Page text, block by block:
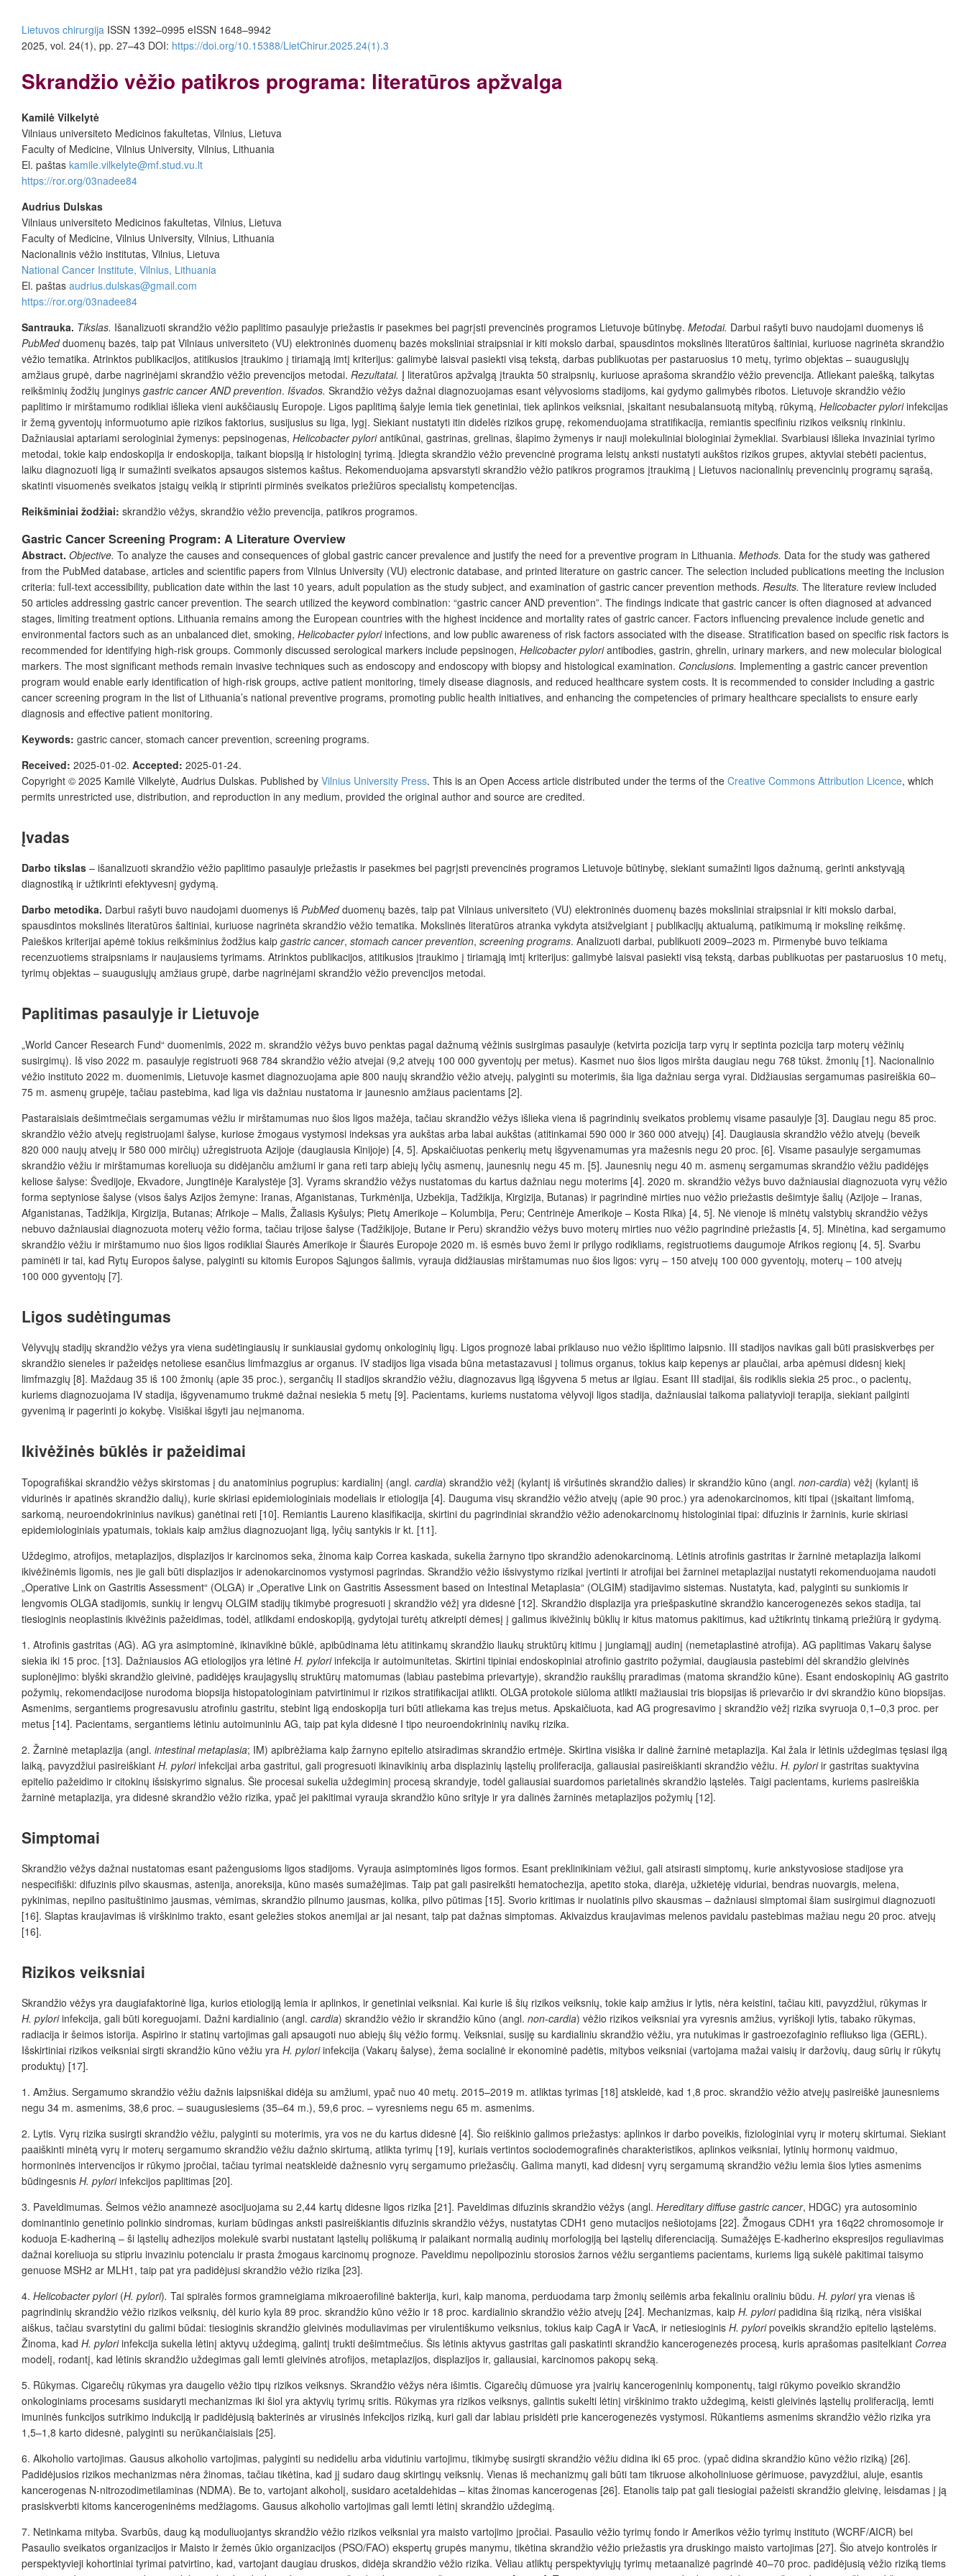
Lietuvos chirurgija ISSN 1392–0995 eISSN 1648–9942
2025, vol. 24(1), pp. 27–43 DOI: https://doi.org/10.15388/LietChirur.2025.24(1).3
Skrandžio vėžio patikros programa: literatūros apžvalga
Kamilė Vilkelytė
Vilniaus universiteto Medicinos fakultetas, Vilnius, Lietuva
Faculty of Medicine, Vilnius University, Vilnius, Lithuania
El. paštas kamile.vilkelyte@mf.stud.vu.lt
https://ror.org/03nadee84
Audrius Dulskas
Vilniaus universiteto Medicinos fakultetas, Vilnius, Lietuva
Faculty of Medicine, Vilnius University, Vilnius, Lithuania
Nacionalinis vėžio institutas, Vilnius, Lietuva
National Cancer Institute, Vilnius, Lithuania
El. paštas audrius.dulskas@gmail.com
https://ror.org/03nadee84
Santrauka. Tikslas. Išanalizuoti skrandžio vėžio paplitimo pasaulyje priežastis ir pasekmes bei pagrįsti prevencinės programos Lietuvoje būtinybę. Metodai. Darbui rašyti buvo naudojami duomenys iš
PubMedduomenų bazės, taip pat Vilniaus universiteto (VU) elektroninės duomenų bazės moksliniai straipsniai ir kiti mokslo darbai, spausdintos mokslinės literatūros šaltiniai, kuriuose nagrinėta skrandžio
vėžio tematika. Atrinktos publikacijos, atitikusios įtraukimo į tiriamąją imtį kriterijus: galimybė laisvai pasiekti visą tekstą, darbas publikuotas per pastaruosius 10 metų, tyrimo objektas – suaugusiųjų
amžiaus grupė, darbe nagrinėjami skrandžio vėžio prevencijos metodai. Rezultatai. Į literatūros apžvalgą įtraukta 50 straipsnių, kuriuose aprašoma skrandžio vėžio prevencija. Atliekant paiešką, taikytas
reikšminių žodžių junginys gastric cancer AND prevention. Išvados. Skrandžio vėžys dažnai diagnozuojamas esant vėlyvosioms stadijoms, kai gydymo galimybės ribotos. Lietuvoje skrandžio vėžio
paplitimo ir mirštamumo rodikliai išlieka vieni aukščiausių Europoje. Ligos paplitimą šalyje lemia tiek genetiniai, tiek aplinkos veiksniai, įskaitant nesubalansuotą mitybą, rūkymą, Helicobacter pyloriinfekcijas
ir žemą gyventojų informuotumo apie rizikos faktorius, susijusius su liga, lygį. Siekiant nustatyti itin didelės rizikos grupę, rekomenduojama stratifikacija, remiantis specifiniu rizikos veiksnių rinkiniu.
Dažniausiai aptariami serologiniai žymenys: pepsinogenas, Helicobacter pyloriantikūnai, gastrinas, grelinas, šlapimo žymenys ir nauji molekuliniai biologiniai žymekliai. Svarbiausi išlieka invaziniai tyrimo
metodai, tokie kaip endoskopija ir endoskopija, taikant biopsiją ir histologinį tyrimą. Įdiegta skrandžio vėžio prevencinė programa leistų anksti nustatyti aukštos rizikos grupes, aktyviai stebėti pacientus,
laiku diagnozuoti ligą ir sumažinti sveikatos apsaugos sistemos kaštus. Rekomenduojama apsvarstyti skrandžio vėžio patikros programos įtraukimą į Lietuvos nacionalinių prevencinių programų sąrašą,
skatinti visuomenės sveikatos įstaigų veiklą ir stiprinti pirminės sveikatos priežiūros specialistų kompetencijas.
Reikšminiai žodžiai: skrandžio vėžys, skrandžio vėžio prevencija, patikros programos.
Gastric Cancer Screening Program: A Literature Overview
Abstract. Objective. To analyze the causes and consequences of global gastric cancer prevalence and justify the need for a preventive program in Lithuania. Methods. Data for the study was gathered
from the PubMed database, articles and scientific papers from Vilnius University (VU) electronic database, and printed literature on gastric cancer. The selection included publications meeting the inclusion
criteria: full-text accessibility, publication date within the last 10 years, adult population as the study subject, and examination of gastric cancer prevention methods. Results. The literature review included
50 articles addressing gastric cancer prevention. The search utilized the keyword combination: “gastric cancer AND prevention”. The findings indicate that gastric cancer is often diagnosed at advanced
stages, limiting treatment options. Lithuania remains among the European countries with the highest incidence and mortality rates of gastric cancer. Factors influencing prevalence include genetic and
environmental factors such as an unbalanced diet, smoking, Helicobacter pyloriinfections, and low public awareness of risk factors associated with the disease. Stratification based on specific risk factors is
recommended for identifying high-risk groups. Commonly discussed serological markers include pepsinogen, Helicobacter pyloriantibodies, gastrin, ghrelin, urinary markers, and new molecular biological
markers. The most significant methods remain invasive techniques such as endoscopy and endoscopy with biopsy and histological examination. Conclusions. Implementing a gastric cancer prevention
program would enable early identification of high-risk groups, active patient monitoring, timely disease diagnosis, and reduced healthcare system costs. It is recommended to consider including a gastric
cancer screening program in the list of Lithuania’s national preventive programs, promoting public health initiatives, and enhancing the competencies of primary healthcare specialists to ensure early
diagnosis and effective patient monitoring.
Keywords: gastric cancer, stomach cancer prevention, screening programs.
Received: 2025-01-02. Accepted: 2025-01-24.
Copyright © 2025 Kamilė Vilkelytė, Audrius Dulskas. Published by Vilnius University Press. This is an Open Access article distributed under the terms of the Creative Commons Attribution Licence, which
permits unrestricted use, distribution, and reproduction in any medium, provided the original author and source are credited.
Įvadas
Darbo tikslas – išanalizuoti skrandžio vėžio paplitimo pasaulyje priežastis ir pasekmes bei pagrįsti prevencinės programos Lietuvoje būtinybę, siekiant sumažinti ligos dažnumą, gerinti ankstyvąją
diagnostiką ir užtikrinti efektyvesnį gydymą.
Darbo metodika. Darbui rašyti buvo naudojami duomenys iš PubMedduomenų bazės, taip pat Vilniaus universiteto (VU) elektroninės duomenų bazės moksliniai straipsniai ir kiti mokslo darbai,
spausdintos mokslinės literatūros šaltiniai, kuriuose nagrinėta skrandžio vėžio tematika. Mokslinės literatūros atranka vykdyta atsižvelgiant į publikacijų aktualumą, patikimumą ir mokslinę reikšmę.
Paieškos kriterijai apėmė tokius reikšminius žodžius kaip gastric cancer, stomach cancer prevention, screening programs. Analizuoti darbai, publikuoti 2009–2023 m. Pirmenybė buvo teikiama
recenzuotiems straipsniams ir naujausiems tyrimams. Atrinktos publikacijos, atitikusios įtraukimo į tiriamąją imtį kriterijus: galimybė laisvai pasiekti visą tekstą, darbas publikuotas per pastaruosius 10 metų,
tyrimų objektas – suaugusiųjų amžiaus grupė, darbe nagrinėjami skrandžio vėžio prevencijos metodai.
Paplitimas pasaulyje ir Lietuvoje
„World Cancer Research Fund“ duomenimis, 2022 m. skrandžio vėžys buvo penktas pagal dažnumą vėžinis susirgimas pasaulyje (ketvirta pozicija tarp vyrų ir septinta pozicija tarp moterų vėžinių
susirgimų). Iš viso 2022 m. pasaulyje registruoti 968 784 skrandžio vėžio atvejai (9,2 atvejų 100 000 gyventojų per metus). Kasmet nuo šios ligos miršta daugiau negu 768 tūkst. žmonių [1]. Nacionalinio
vėžio instituto 2022 m. duomenimis, Lietuvoje kasmet diagnozuojama apie 800 naujų skrandžio vėžio atvejų, palyginti su moterimis, šia liga dažniau serga vyrai. Didžiausias sergamumas pasireiškia 60–
75 m. asmenų grupėje, tačiau pastebima, kad liga vis dažniau nustatoma ir jaunesnio amžiaus pacientams [2].
Pastaraisiais dešimtmečiais sergamumas vėžiu ir mirštamumas nuo šios ligos mažėja, tačiau skrandžio vėžys išlieka viena iš pagrindinių sveikatos problemų visame pasaulyje [3]. Daugiau negu 85 proc.
skrandžio vėžio atvejų registruojami šalyse, kuriose žmogaus vystymosi indeksas yra aukštas arba labai aukštas (atitinkamai 590 000 ir 360 000 atvejų) [4]. Daugiausia skrandžio vėžio atvejų (beveik
820 000 naujų atvejų ir 580 000 mirčių) užregistruota Azijoje (daugiausia Kinijoje) [4, 5]. Apskaičiuotas penkerių metų išgyvenamumas yra mažesnis negu 20 proc. [6]. Visame pasaulyje sergamumas
skrandžio vėžiu ir mirštamumas koreliuoja su didėjančiu amžiumi ir gana reti tarp abiejų lyčių asmenų, jaunesnių negu 45 m. [5]. Jaunesnių negu 40 m. asmenų sergamumas skrandžio vėžiu padidėjęs
keliose šalyse: Švedijoje, Ekvadore, Jungtinėje Karalystėje [3]. Vyrams skrandžio vėžys nustatomas du kartus dažniau negu moterims [4]. 2020 m. skrandžio vėžys buvo dažniausiai diagnozuota vyrų vėžio
forma septyniose šalyse (visos šalys Azijos žemyne: Iranas, Afganistanas, Turkmėnija, Uzbekija, Tadžikija, Kirgizija, Butanas) ir pagrindinė mirties nuo vėžio priežastis dešimtyje šalių (Azijoje – Iranas,
Afganistanas, Tadžikija, Kirgizija, Butanas; Afrikoje – Malis, Žaliasis Kyšulys; Pietų Amerikoje – Kolumbija, Peru; Centrinėje Amerikoje – Kosta Rika) [4, 5]. Nė vienoje iš minėtų valstybių skrandžio vėžys
nebuvo dažniausiai diagnozuota moterų vėžio forma, tačiau trijose šalyse (Tadžikijoje, Butane ir Peru) skrandžio vėžys buvo moterų mirties nuo vėžio pagrindinė priežastis [4, 5]. Minėtina, kad sergamumo
skrandžio vėžiu ir mirštamumo nuo šios ligos rodikliai Šiaurės Amerikoje ir Šiaurės Europoje 2020 m. iš esmės buvo žemi ir prilygo rodikliams, registruotiems daugumoje Afrikos regionų [4, 5]. Svarbu
paminėti ir tai, kad Rytų Europos šalyse, palyginti su kitomis Europos Sąjungos šalimis, vyrauja didžiausias mirštamumas nuo šios ligos: vyrų – 150 atvejų 100 000 gyventojų, moterų – 100 atvejų
100 000 gyventojų [7].
Ligos sudėtingumas
Vėlyvųjų stadijų skrandžio vėžys yra viena sudėtingiausių ir sunkiausiai gydomų onkologinių ligų. Ligos prognozė labai priklauso nuo vėžio išplitimo laipsnio. III stadijos navikas gali būti prasiskverbęs per
skrandžio sieneles ir pažeidęs netoliese esančius limfmazgius ar organus. IV stadijos liga visada būna metastazavusi į tolimus organus, tokius kaip kepenys ar plaučiai, arba apėmusi didesnį kiekį
limfmazgių [8]. Maždaug 35 iš 100 žmonių (apie 35 proc.), sergančių II stadijos skrandžio vėžiu, diagnozavus ligą išgyvena 5 metus ar ilgiau. Esant III stadijai, šis rodiklis siekia 25 proc., o pacientų,
kuriems diagnozuojama IV stadija, išgyvenamumo trukmė dažnai nesiekia 5 metų [9]. Pacientams, kuriems nustatoma vėlyvoji ligos stadija, dažniausiai taikoma paliatyvioji terapija, siekiant pailginti
gyvenimą ir pagerinti jo kokybę. Visiškai išgyti jau neįmanoma.
Ikivėžinės būklės ir pažeidimai
Topografiškai skrandžio vėžys skirstomas į du anatominius pogrupius: kardialinį (angl. cardia) skrandžio vėžį (kylantį iš viršutinės skrandžio dalies) ir skrandžio kūno (angl. non-cardia) vėžį (kylantį iš
vidurinės ir apatinės skrandžio dalių), kurie skiriasi epidemiologiniais modeliais ir etiologija [4]. Dauguma visų skrandžio vėžio atvejų (apie 90 proc.) yra adenokarcinomos, kiti tipai (įskaitant limfomą,
sarkomą, neuroendokrininius navikus) ganėtinai reti [10]. Remiantis Laureno klasifikacija, skirtini du pagrindiniai skrandžio vėžio adenokarcinomų histologiniai tipai: difuzinis ir žarninis, kurie skiriasi
epidemiologiniais ypatumais, tokiais kaip amžius diagnozuojant ligą, lyčių santykis ir kt. [11].
Uždegimo, atrofijos, metaplazijos, displazijos ir karcinomos seka, žinoma kaip Correa kaskada, sukelia žarnyno tipo skrandžio adenokarcinomą. Lėtinis atrofinis gastritas ir žarninė metaplazija laikomi
ikivėžinėmis ligomis, nes jie gali būti displazijos ir adenokarcinomos vystymosi pagrindas. Skrandžio vėžio išsivystymo rizikai įvertinti ir atrofijai bei žarninei metaplazijai nustatyti rekomenduojama naudoti
„Operative Link on Gastritis Assessment“ (OLGA) ir „Operative Link on Gastritis Assessment based on Intestinal Metaplasia“ (OLGIM) stadijavimo sistemas. Nustatyta, kad, palyginti su sunkiomis ir
lengvomis OLGA stadijomis, sunkių ir lengvų OLGIM stadijų tikimybė progresuoti į skrandžio vėžį yra didesnė [12]. Skrandžio displazija yra priešpaskutinė skrandžio kancerogenezės sekos stadija, tai
tiesioginis neoplastinis ikivėžinis pažeidimas, todėl, atlikdami endoskopiją, gydytojai turėtų atkreipti dėmesį į galimus ikivėžinių būklių ir kitus matomus pakitimus, kad užtikrintų tinkamą priežiūrą ir gydymą.
1. Atrofinis gastritas (AG). AG yra asimptominė, ikinavikinė būklė, apibūdinama lėtu atitinkamų skrandžio liaukų struktūrų kitimu į jungiamąjį audinį (nemetaplastinė atrofija). AG paplitimas Vakarų šalyse
siekia iki 15 proc. [13]. Dažniausios AG etiologijos yra lėtinė H. pyloriinfekcija ir autoimunitetas. Skirtini tipiniai endoskopiniai atrofinio gastrito požymiai, daugiausia pastebimi dėl skrandžio gleivinės
suplonėjimo: blyški skrandžio gleivinė, padidėjęs kraujagyslių struktūrų matomumas (labiau pastebima prievartyje), skrandžio raukšlių praradimas (matoma skrandžio kūne). Esant endoskopinių AG gastrito
požymių, rekomendacijose nurodoma biopsija histopatologiniam patvirtinimui ir rizikos stratifikacijai atlikti. OLGA protokole siūloma atlikti mažiausiai tris biopsijas iš prievarčio ir dvi skrandžio kūno biopsijas.
Asmenims, sergantiems progresavusiu atrofiniu gastritu, stebint ligą endoskopija turi būti atliekama kas trejus metus. Apskaičiuota, kad AG progresavimo į skrandžio vėžį rizika svyruoja 0,1–0,3 proc. per
metus [14]. Pacientams, sergantiems lėtiniu autoimuniniu AG, taip pat kyla didesnė I tipo neuroendokrininių navikų rizika.
2. Žarninė metaplazija (angl. intestinal metaplasia; IM) apibrėžiama kaip žarnyno epitelio atsiradimas skrandžio ertmėje. Skirtina visiška ir dalinė žarninė metaplazija. Kai žala ir lėtinis uždegimas tęsiasi ilgą
laiką, pavyzdžiui pasireiškiant H. pyloriinfekcijai arba gastritui, gali progresuoti ikinavikinių arba displazinių ląstelių proliferacija, galiausiai pasireiškianti skrandžio vėžiu. H. pyloriir gastritas suaktyvina
epitelio pažeidimo ir citokinų išsiskyrimo signalus. Šie procesai sukelia uždegiminį procesą skrandyje, todėl galiausiai suardomos parietalinės skrandžio ląstelės. Taigi pacientams, kuriems pasireiškia
žarninė metaplazija, yra didesnė skrandžio vėžio rizika, ypač jei pakitimai vyrauja skrandžio kūno srityje ir yra dalinės žarninės metaplazijos požymių [12].
Simptomai
Skrandžio vėžys dažnai nustatomas esant pažengusioms ligos stadijoms. Vyrauja asimptominės ligos formos. Esant preklinikiniam vėžiui, gali atsirasti simptomų, kurie ankstyvosiose stadijose yra
nespecifiški: difuzinis pilvo skausmas, astenija, anoreksija, kūno masės sumažėjimas. Taip pat gali pasireikšti hematochezija, apetito stoka, diarėja, užkietėję viduriai, bendras nuovargis, melena,
pykinimas, nepilno pasituštinimo jausmas, vėmimas, skrandžio pilnumo jausmas, kolika, pilvo pūtimas [15]. Svorio kritimas ir nuolatinis pilvo skausmas – dažniausi simptomai šiam susirgimui diagnozuoti
[16]. Slaptas kraujavimas iš virškinimo trakto, esant geležies stokos anemijai ar jai nesant, taip pat dažnas simptomas. Akivaizdus kraujavimas melenos pavidalu pastebimas mažiau negu 20 proc. atvejų
[16].
Rizikos veiksniai
Skrandžio vėžys yra daugiafaktorinė liga, kurios etiologiją lemia ir aplinkos, ir genetiniai veiksniai. Kai kurie iš šių rizikos veiksnių, tokie kaip amžius ir lytis, nėra keistini, tačiau kiti, pavyzdžiui, rūkymas ir
H. pyloriinfekcija, gali būti koreguojami. Dažni kardialinio (angl. cardia) skrandžio vėžio ir skrandžio kūno (angl. non-cardia) vėžio rizikos veiksniai yra vyresnis amžius, vyriškoji lytis, tabako rūkymas,
radiacija ir šeimos istorija. Aspirino ir statinų vartojimas gali apsaugoti nuo abiejų šių vėžio formų. Veiksniai, susiję su kardialiniu skrandžio vėžiu, yra nutukimas ir gastroezofaginio refliukso liga (GERL).
Išskirtiniai rizikos veiksniai sirgti skrandžio kūno vėžiu yra H. pyloriinfekcija (Vakarų šalyse), žema socialinė ir ekonominė padėtis, mitybos veiksniai (vartojama mažai vaisių ir daržovių, daug sūrių ir rūkytų
produktų) [17].
1. Amžius. Sergamumo skrandžio vėžiu dažnis laipsniškai didėja su amžiumi, ypač nuo 40 metų. 2015–2019 m. atliktas tyrimas [18] atskleidė, kad 1,8 proc. skrandžio vėžio atvejų pasireiškė jaunesniems
negu 34 m. asmenims, 38,6 proc. – suaugusiesiems (35–64 m.), 59,6 proc. – vyresniems negu 65 m. asmenims.
2. Lytis. Vyrų rizika susirgti skrandžio vėžiu, palyginti su moterimis, yra vos ne du kartus didesnė [4]. Šio reiškinio galimos priežastys: aplinkos ir darbo poveikis, fiziologiniai vyrų ir moterų skirtumai. Siekiant
paaiškinti minėtą vyrų ir moterų sergamumo skrandžio vėžiu dažnio skirtumą, atlikta tyrimų [19], kuriais vertintos sociodemografinės charakteristikos, aplinkos veiksniai, lytinių hormonų vaidmuo,
hormoninės intervencijos ir rūkymo įpročiai, tačiau tyrimai neatskleidė dažnesnio vyrų sergamumo priežasčių. Galima manyti, kad didesnį vyrų sergamumą skrandžio vėžiu lemia šios lyties asmenims
būdingesnis H. pyloriinfekcijos paplitimas [20].
3. Paveldimumas. Šeimos vėžio anamnezė asocijuojama su 2,44 kartų didesne ligos rizika [21]. Paveldimas difuzinis skrandžio vėžys (angl. Hereditary diffuse gastric cancer, HDGC) yra autosominio
dominantinio genetinio polinkio sindromas, kuriam būdingas anksti pasireiškiantis difuzinis skrandžio vėžys, nustatytas CDH1 geno mutacijos nešiotojams [22]. Žmogaus CDH1 yra 16q22 chromosomoje ir
koduoja E-kadheriną – ši ląstelių adhezijos molekulė svarbi nustatant ląstelių poliškumą ir palaikant normalią audinių morfologiją bei ląstelių diferenciaciją. Sumažėjęs E-kadherino ekspresijos reguliavimas
dažnai koreliuoja su stipriu invaziniu potencialu ir prasta žmogaus karcinomų prognoze. Paveldimu nepolipoziniu storosios žarnos vėžiu sergantiems pacientams, kuriems ligą sukėlė pakitimai taisymo
genuose MSH2 ar MLH1, taip pat yra padidėjusi skrandžio vėžio rizika [23].
4. Helicobacter pylori (H. pylori). Tai spiralės formos gramneigiama mikroaerofilinė bakterija, kuri, kaip manoma, perduodama tarp žmonių seilėmis arba fekaliniu oraliniu būdu. H. pyloriyra vienas iš
pagrindinių skrandžio vėžio rizikos veiksnių, dėl kurio kyla 89 proc. skrandžio kūno vėžio ir 18 proc. kardialinio skrandžio vėžio atvejų [24]. Mechanizmas, kaip H. pyloripadidina šią riziką, nėra visiškai
aiškus, tačiau svarstytini du galimi būdai: tiesioginis skrandžio gleivinės moduliavimas per virulentiškumo veiksnius, tokius kaip CagA ir VacA, ir netiesioginis H. pyloripoveikis skrandžio epitelio ląstelėms.
Žinoma, kad H. pyloriinfekcija sukelia lėtinį aktyvų uždegimą, galintį trukti dešimtmečius. Šis lėtinis aktyvus gastritas gali paskatinti skrandžio kancerogenezės procesą, kuris aprašomas pasitelkiant Correa
modelį, rodantį, kad lėtinis skrandžio uždegimas gali lemti gleivinės atrofijos, metaplazijos, displazijos ir, galiausiai, karcinomos pakopų seką.
5. Rūkymas. Cigarečių rūkymas yra daugelio vėžio tipų rizikos veiksnys. Skrandžio vėžys nėra išimtis. Cigarečių dūmuose yra įvairių kancerogeninių komponentų, taigi rūkymo poveikio skrandžio
onkologiniams procesams susidaryti mechanizmas iki šiol yra aktyvių tyrimų sritis. Rūkymas yra rizikos veiksnys, galintis sukelti lėtinį virškinimo trakto uždegimą, keisti gleivinės ląstelių proliferaciją, lemti
imuninės funkcijos sutrikimo indukciją ir padidėjusią bakterinės ar virusinės infekcijos riziką, kuri gali dar labiau prisidėti prie kancerogenezės vystymosi. Rūkantiems asmenims skrandžio vėžio rizika yra
1,5–1,8 karto didesnė, palyginti su nerūkančiaisiais [25].
6. Alkoholio vartojimas. Gausus alkoholio vartojimas, palyginti su nedideliu arba vidutiniu vartojimu, tikimybę susirgti skrandžio vėžiu didina iki 65 proc. (ypač didina skrandžio kūno vėžio riziką) [26].
Padidėjusios rizikos mechanizmas nėra žinomas, tačiau tikėtina, kad jį sudaro daug skirtingų veiksnių. Vienas iš mechanizmų gali būti tam tikruose alkoholiniuose gėrimuose, pavyzdžiui, aluje, esantis
kancerogenas N-nitrozodimetilaminas (NDMA). Be to, vartojant alkoholį, susidaro acetaldehidas – kitas žinomas kancerogenas [26]. Etanolis taip pat gali tiesiogiai pažeisti skrandžio gleivinę, leisdamas į ją
prasiskverbti kitoms kancerogeninėms medžiagoms. Gausus alkoholio vartojimas gali lemti lėtinį skrandžio uždegimą.
7. Netinkama mityba. Svarbūs, daug ką moduliuojantys skrandžio vėžio rizikos veiksniai yra maisto vartojimo įpročiai. Pasaulio vėžio tyrimų fondo ir Amerikos vėžio tyrimų instituto (WCRF/AICR) bei
Pasaulio sveikatos organizacijos ir Maisto ir žemės ūkio organizacijos (PSO/FAO) ekspertų grupės manymu, tikėtina skrandžio vėžio priežastis yra druskingo maisto vartojimas [27]. Šio atvejo kontrolės ir
perspektyvieji kohortiniai tyrimai patvirtino, kad, vartojant daugiau druskos, didėja skrandžio vėžio rizika. Vėliau atliktų perspektyviųjų tyrimų metaanalizė pagrindė 40–70 proc. padidėjusią vėžio riziką tiems